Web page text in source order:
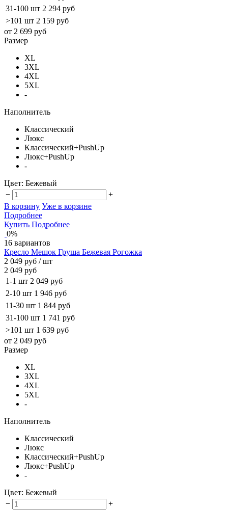
31-100 шт 2 294 руб
>101 шт 2 159 руб
от 2 699 руб
Размер
XL
3XL
4XL
5XL
-
Наполнитель
Классический
Люкс
Классический+PushUp
Люкс+PushUp
-
Цвет: Бежевый
−
+
В корзину Уже в корзине
Подробнее
Купить Подробнее
0%
16 вариантов
Кресло Мешок Груша Бежевая Рогожка
2 049 руб / шт
2 049 руб
1-1 шт 2 049 руб
2-10 шт 1 946 руб
11-30 шт 1 844 руб
31-100 шт 1 741 руб
>101 шт 1 639 руб
от 2 049 руб
Размер
XL
3XL
4XL
5XL
-
Наполнитель
Классический
Люкс
Классический+PushUp
Люкс+PushUp
-
Цвет: Бежевый
−
+